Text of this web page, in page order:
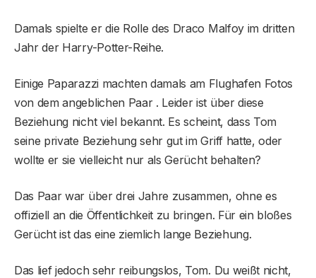
Damals spielte er die Rolle des Draco Malfoy im dritten
Jahr der Harry-Potter-Reihe.
Einige Paparazzi machten damals am Flughafen Fotos
von dem angeblichen Paar . Leider ist über diese
Beziehung nicht viel bekannt. Es scheint, dass Tom
seine private Beziehung sehr gut im Griff hatte, oder
wollte er sie vielleicht nur als Gerücht behalten?
Das Paar war über drei Jahre zusammen, ohne es
offiziell an die Öffentlichkeit zu bringen. Für ein bloßes
Gerücht ist das eine ziemlich lange Beziehung.
Das lief jedoch sehr reibungslos, Tom. Du weißt nicht,